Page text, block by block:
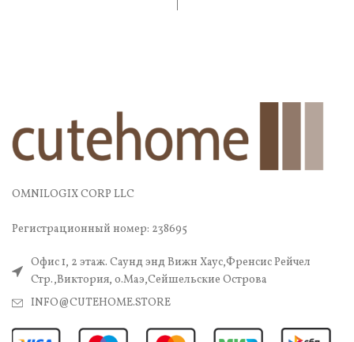
OMNILOGIX CORP LLC
Регистрационный номер: 238695
Офис 1, 2 этаж. Саунд энд Вижн Хаус,Френсис Рейчел
Стр.,Виктория, о.Маэ,Сейшельские Острова
INFO@CUTEHOME.STORE